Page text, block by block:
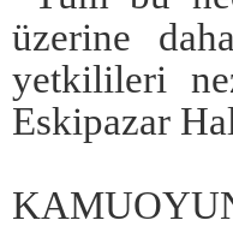
üzerine
yetkilileri
Eskipazar